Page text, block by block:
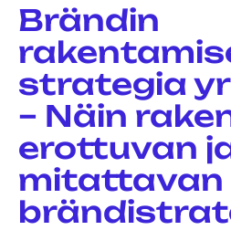
Brändin
strategia
– Näin
erottuvan
mitattavan